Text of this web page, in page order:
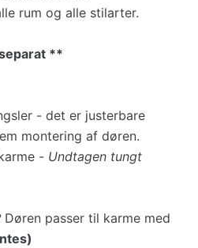
rum og alle stilarter.
**
- det er justerbare
montering af døren.
- Undtagen tungt
Døren passer til karme med